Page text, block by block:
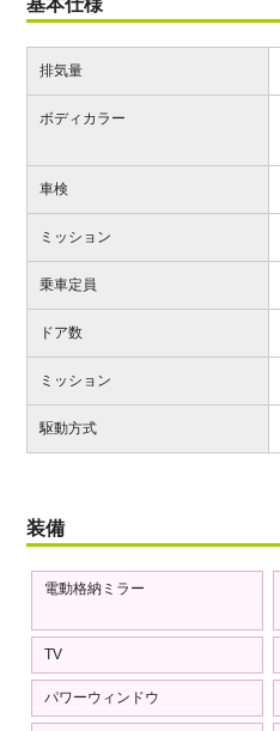
基本仕様
排気量
ボディカラー
車検
ミッション
乗車定員
ドア数
ミッション
駆動方式
装備
電動格納ミラー
TV
パワーウィンドウ